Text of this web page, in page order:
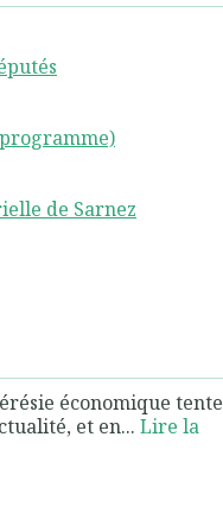
de Sarnez
économique tente
et en... Lire la